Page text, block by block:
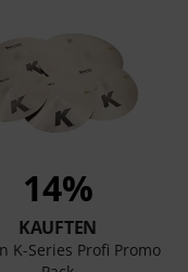
14%
KAUFTEN
K-Series Profi Promo